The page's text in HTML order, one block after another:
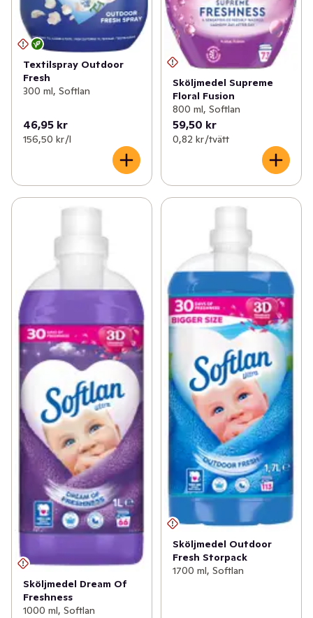
Textilspray Outdoor
Fresh
300 ml, Softlan
46,95 kr
156,50 kr /l
Sköljmedel Supreme
Floral Fusion
800 ml, Softlan
59,50 kr
0,82 kr /tvätt
Sköljmedel Dream Of
Freshness
1000 ml, Softlan
Sköljmedel Outdoor
Fresh Storpack
1700 ml, Softlan